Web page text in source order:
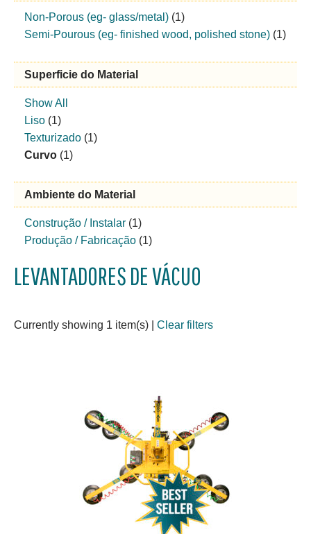
Non-Porous (eg- glass/metal) (1)
Semi-Pourous (eg- finished wood, polished stone) (1)
Superficie do Material
Show All
Liso (1)
Texturizado (1)
Curvo (1)
Ambiente do Material
Construção / Instalar (1)
Produção / Fabricação (1)
LEVANTADORES DE VÁCUO
Currently showing 1 item(s) Clear filters